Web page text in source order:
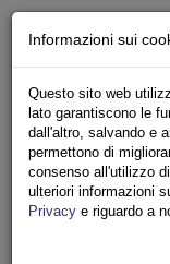
Informazioni sui
Questo sito web
lato garantiscono le
dall'altro, salvando e
permettono di
consenso all'utilizzo
ulteriori informazioni
Privacy e riguardo a